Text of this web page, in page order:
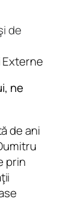
de
Externe
ne
de ani
prin